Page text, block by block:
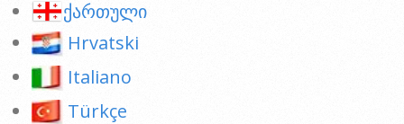
ქართული
Hrvatski
Italiano
Türkçe